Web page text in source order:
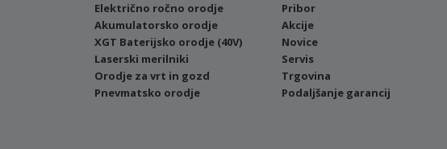
Električno ročno orodje
Akumulatorsko orodje
XGT Baterijsko orodje (40V)
Laserski merilniki
Orodje za vrt in gozd
Pnevmatsko orodje
Pribor
Akcije
Novice
Servis
Trgovina
Podaljšanje garancij